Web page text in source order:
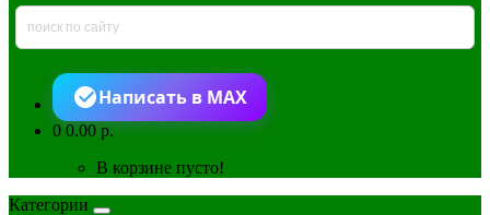
Написать в MAX
00.00 р.
В корзине пусто!
Категории